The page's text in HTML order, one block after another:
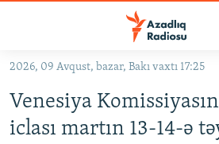
Əsas
qayıt
Əsas
2026, 09 Avqust, bazar, Bakı vaxtı 17:25
Venesiya
iclası martın 13-14-ə